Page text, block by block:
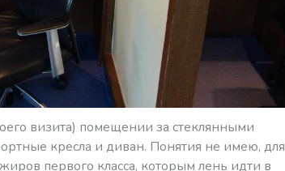
визита) помещении за стеклянными
кресла и диван. Понятия не имею, для
первого класса, которым лень идти в